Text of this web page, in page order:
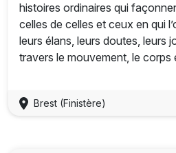
histoires ordinaires qui
celles de celles et ceux en qui
leurs élans, leurs doutes, leurs
travers le mouvement, le corps
Brest (Finistère)